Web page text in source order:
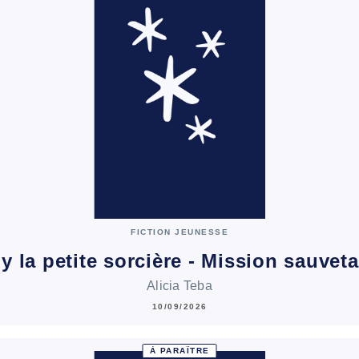
FICTION JEUNESSE
la petite sorcière - Mission
Alicia Teba
10/09/2026
À PARAÎTRE